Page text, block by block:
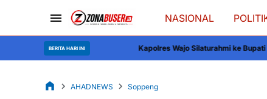
NASIONAL
BERITA HARI INIKapolres Wajo Silaturahmi ke Bupati Andi Rosman,
AHADNEWS Soppeng